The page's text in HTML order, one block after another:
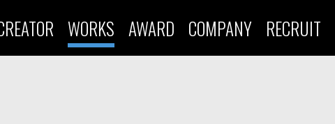
WORKS AWARD COMPANY RECRUIT